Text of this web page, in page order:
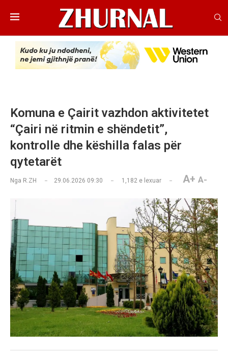
Komuna e Çairit vazhdon aktivitetet
“Çairi në ritmin e shëndetit”,
kontrolle dhe këshilla falas për
qytetarët
Nga R.ZH 29.06.2026 09:30 1,182 e lexuar A+ A-